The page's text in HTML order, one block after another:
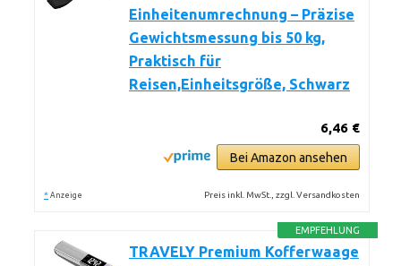
Einheitenumrechnung – Präzise
Gewichtsmessung bis 50 kg,
Praktisch für
Reisen,Einheitsgröße, Schwarz
6,46 €
Bei Amazon ansehen
* Anzeige Preis inkl. MwSt., zzgl. Versandkosten
EMPFEHLUNG
TRAVELY Premium Kofferwaage